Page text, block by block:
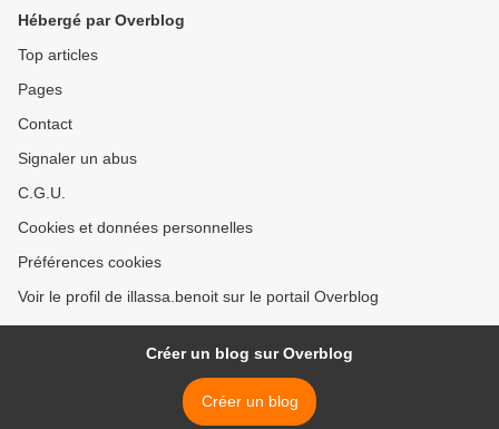
Hébergé par Overblog
Top articles
Pages
Contact
Signaler un abus
C.G.U.
Cookies et données personnelles
Préférences cookies
Voir le profil de illassa.benoit sur le portail Overblog
Créer un blog sur Overblog
Créer un blog